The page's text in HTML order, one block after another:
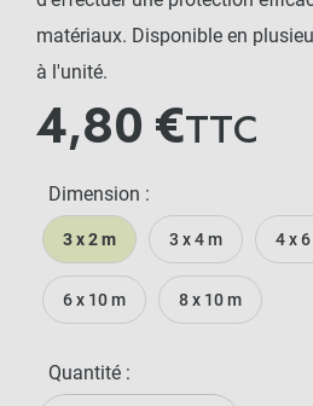
matériaux. Disponible en
à l'unité.
4,80 €TTC
Dimension :
3 x 2 m 3 x 4 m 4 x
6 x 10 m 8 x 10 m
Quantité :